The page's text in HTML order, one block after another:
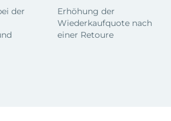
der
Erhöhung der
Wiederkaufquote nach
einer Retoure